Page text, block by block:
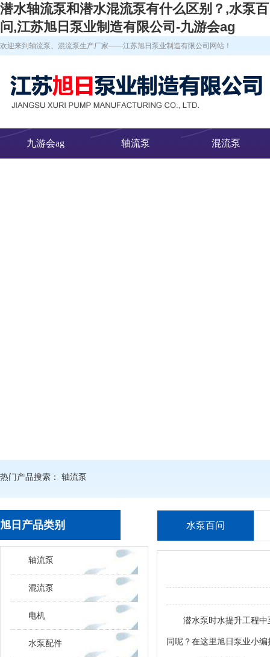
潜水轴流泵和潜水混流泵有什么区别？,水泵百
问,江苏旭日泵业制造有限公司-九游会ag
欢迎来到轴流泵、混流泵生产厂家——江苏旭日泵业制造有限公司网站！
九游会ag 轴流泵 混流泵
热门产品搜索： 轴流泵
旭日产品类别
轴流泵
混流泵
电机
水泵配件
水泵百问
潜水泵时水提升工程
同呢？在这里旭日泵业小